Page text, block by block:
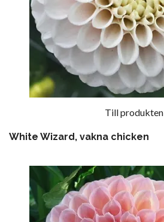
Till produkten
White Wizard, vakna chicken